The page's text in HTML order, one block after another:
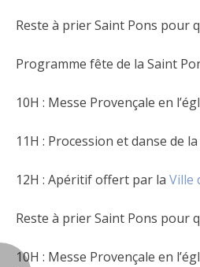
Reste à prier Saint Pons pour
Programme fête de la Saint
10H : Messe Provençale en
11H : Procession et danse de
12H : Apéritif offert par la Ville
Reste à prier Saint Pons pour
10H : Messe Provençale en